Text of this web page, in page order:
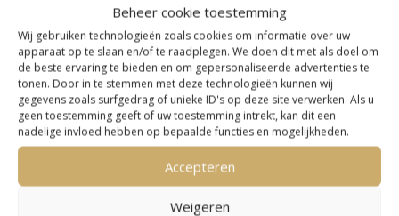
Beheer cookie toestemming
Wij gebruiken technologieën zoals cookies om informatie over uw
apparaat op te slaan en/of te raadplegen. We doen dit met als doel om
de beste ervaring te bieden en om gepersonaliseerde advertenties te
tonen. Door in te stemmen met deze technologieën kunnen wij
gegevens zoals surfgedrag of unieke ID's op deze site verwerken. Als u
geen toestemming geeft of uw toestemming intrekt, kan dit een
nadelige invloed hebben op bepaalde functies en mogelijkheden.
Accepteren
Weigeren